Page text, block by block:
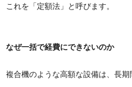
これを「定額法」と呼びます。
なぜ一括で経費にできないのか
複合機のような高額な設備は、長期